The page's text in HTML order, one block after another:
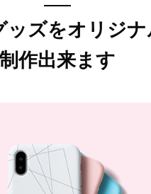
ッズをオリジ
制作出来ます